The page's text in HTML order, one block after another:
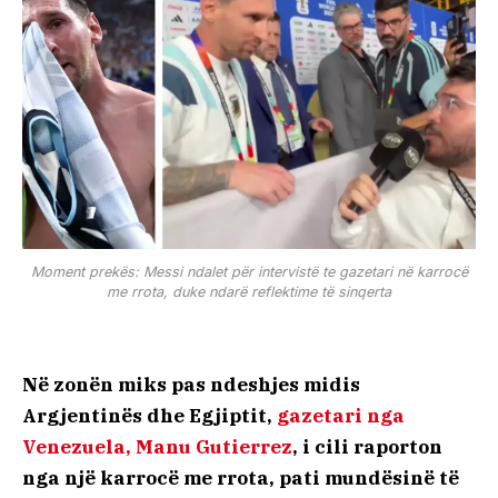
Moment prekës: Messi ndalet për intervistë te gazetari në karrocë
me rrota, duke ndarë reflektime të sinqerta
Në zonën miks pas ndeshjes midis
Argjentinës dhe Egjiptit, gazetari nga
Venezuela, Manu Gutierrez, i cili raporton
nga një karrocë me rrota, pati mundësinë të